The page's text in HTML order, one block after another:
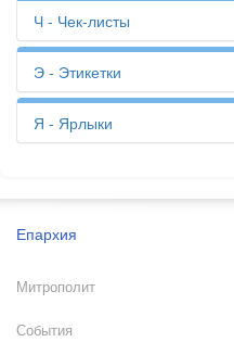
Приглашения
Приходный кассовый ордер
Пропуска
Путевые листы
Учебники
Флаеры
Фотоальбомы
Фотографии
Цветопроба
Ценники
Ч - Чек-листы
Чек-листы
Чеки
Э - Этикетки
Этикетки
Я - Ярлыки
Епархия
Митрополит
События